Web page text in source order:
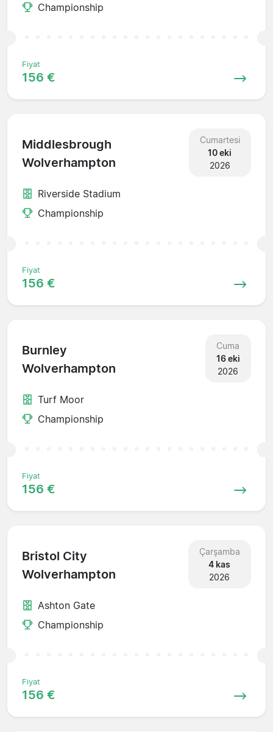
Championship
Fiyat
156 €
Middlesbrough
Wolverhampton
Cumartesi
10 eki
2026
Riverside Stadium
Championship
Fiyat
156 €
Burnley
Wolverhampton
Cuma
16 eki
2026
Turf Moor
Championship
Fiyat
156 €
Bristol City
Wolverhampton
Çarşamba
4 kas
2026
Ashton Gate
Championship
Fiyat
156 €